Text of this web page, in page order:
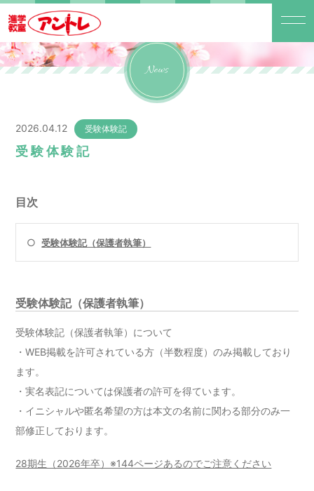
News
2026.04.12 受験体験記
受験体験記
目次
○受験体験記（保護者執筆）
受験体験記（保護者執筆）
受験体験記（保護者執筆）について
・WEB掲載を許可されている方（半数程度）のみ掲載しており
ます。
・実名表記については保護者の許可を得ています。
・イニシャルや匿名希望の方は本文の名前に関わる部分のみ一
部修正しております。
28期生（2026年卒）※144ページあるのでご注意ください